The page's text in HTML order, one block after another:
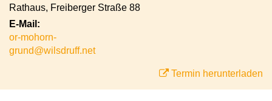
Rathaus, Freiberger Straße 88
E-Mail:
or-mohorn-
grund@wilsdruff.net
Termin herunterladen